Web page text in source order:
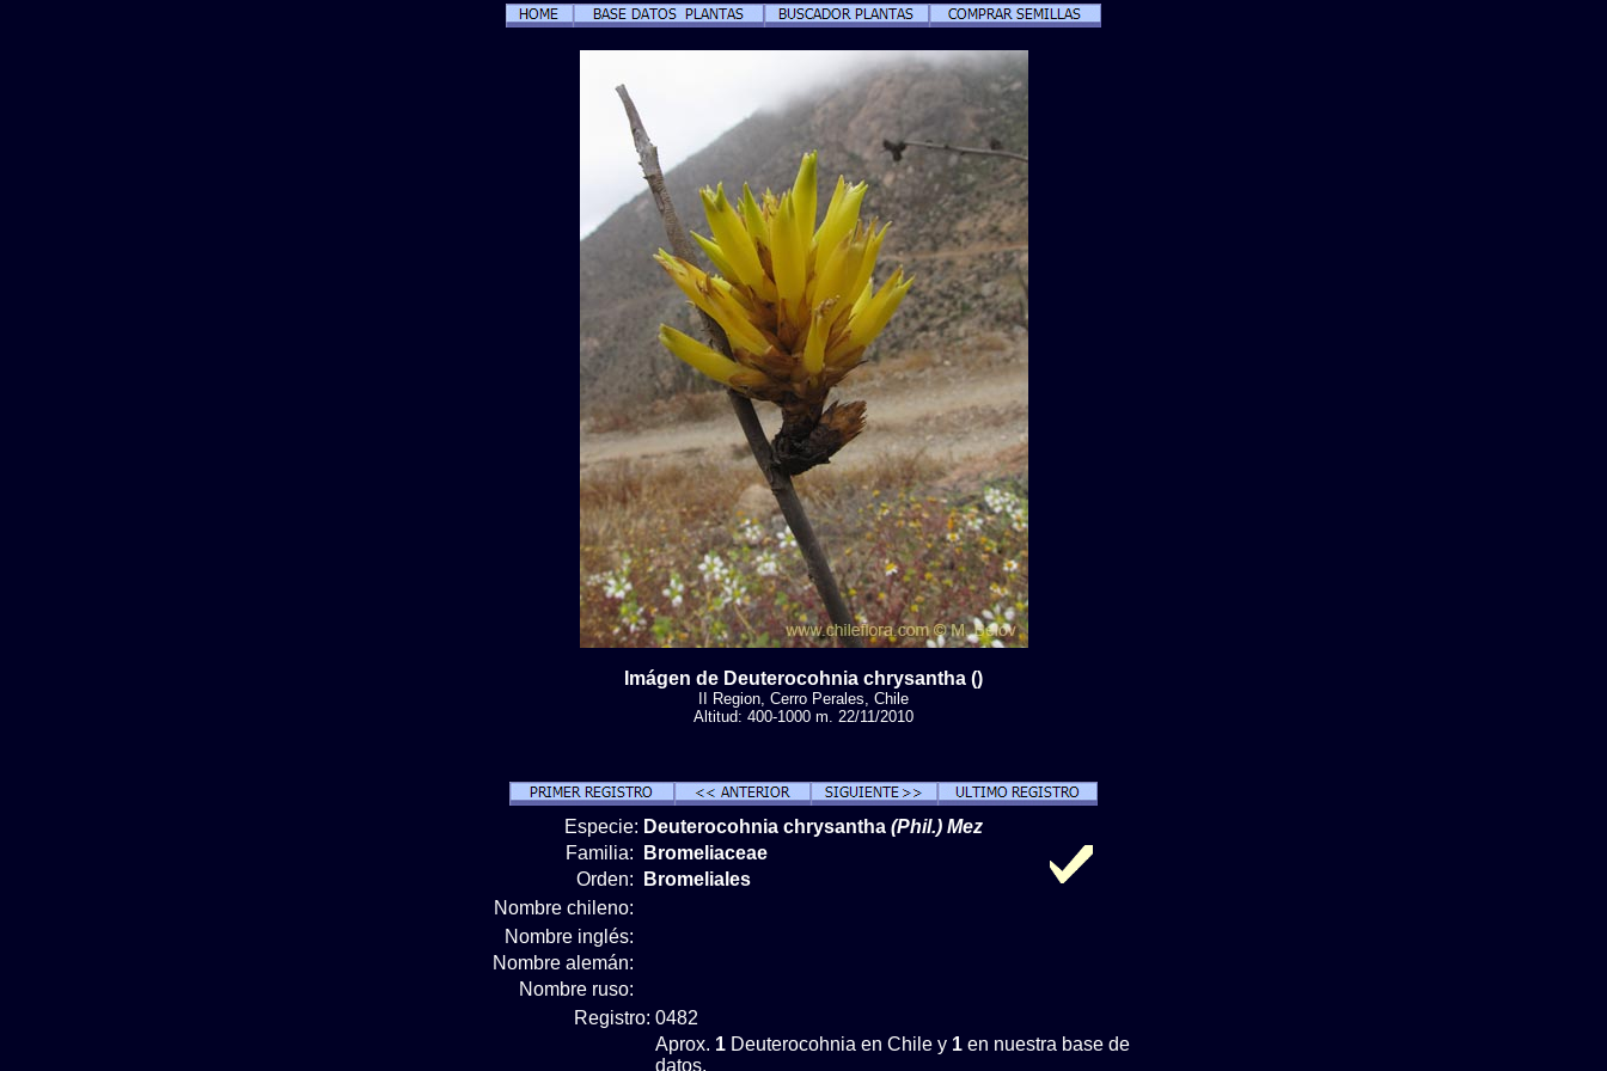
Imágen de Deuterocohnia chrysantha ()
II Region, Cerro Perales, Chile
Altitud: 400-1000 m. 22/11/2010
Especie: Deuterocohnia chrysantha (Phil.) Mez
Familia:
Bromeliaceae
Orden:
Bromeliales
Nombre chileno:
Nombre inglés:
Nombre alemán:
Nombre ruso:
Registro: 0482
Aprox. 1 Deuterocohnia en Chile y 1 en nuestra base de
datos.